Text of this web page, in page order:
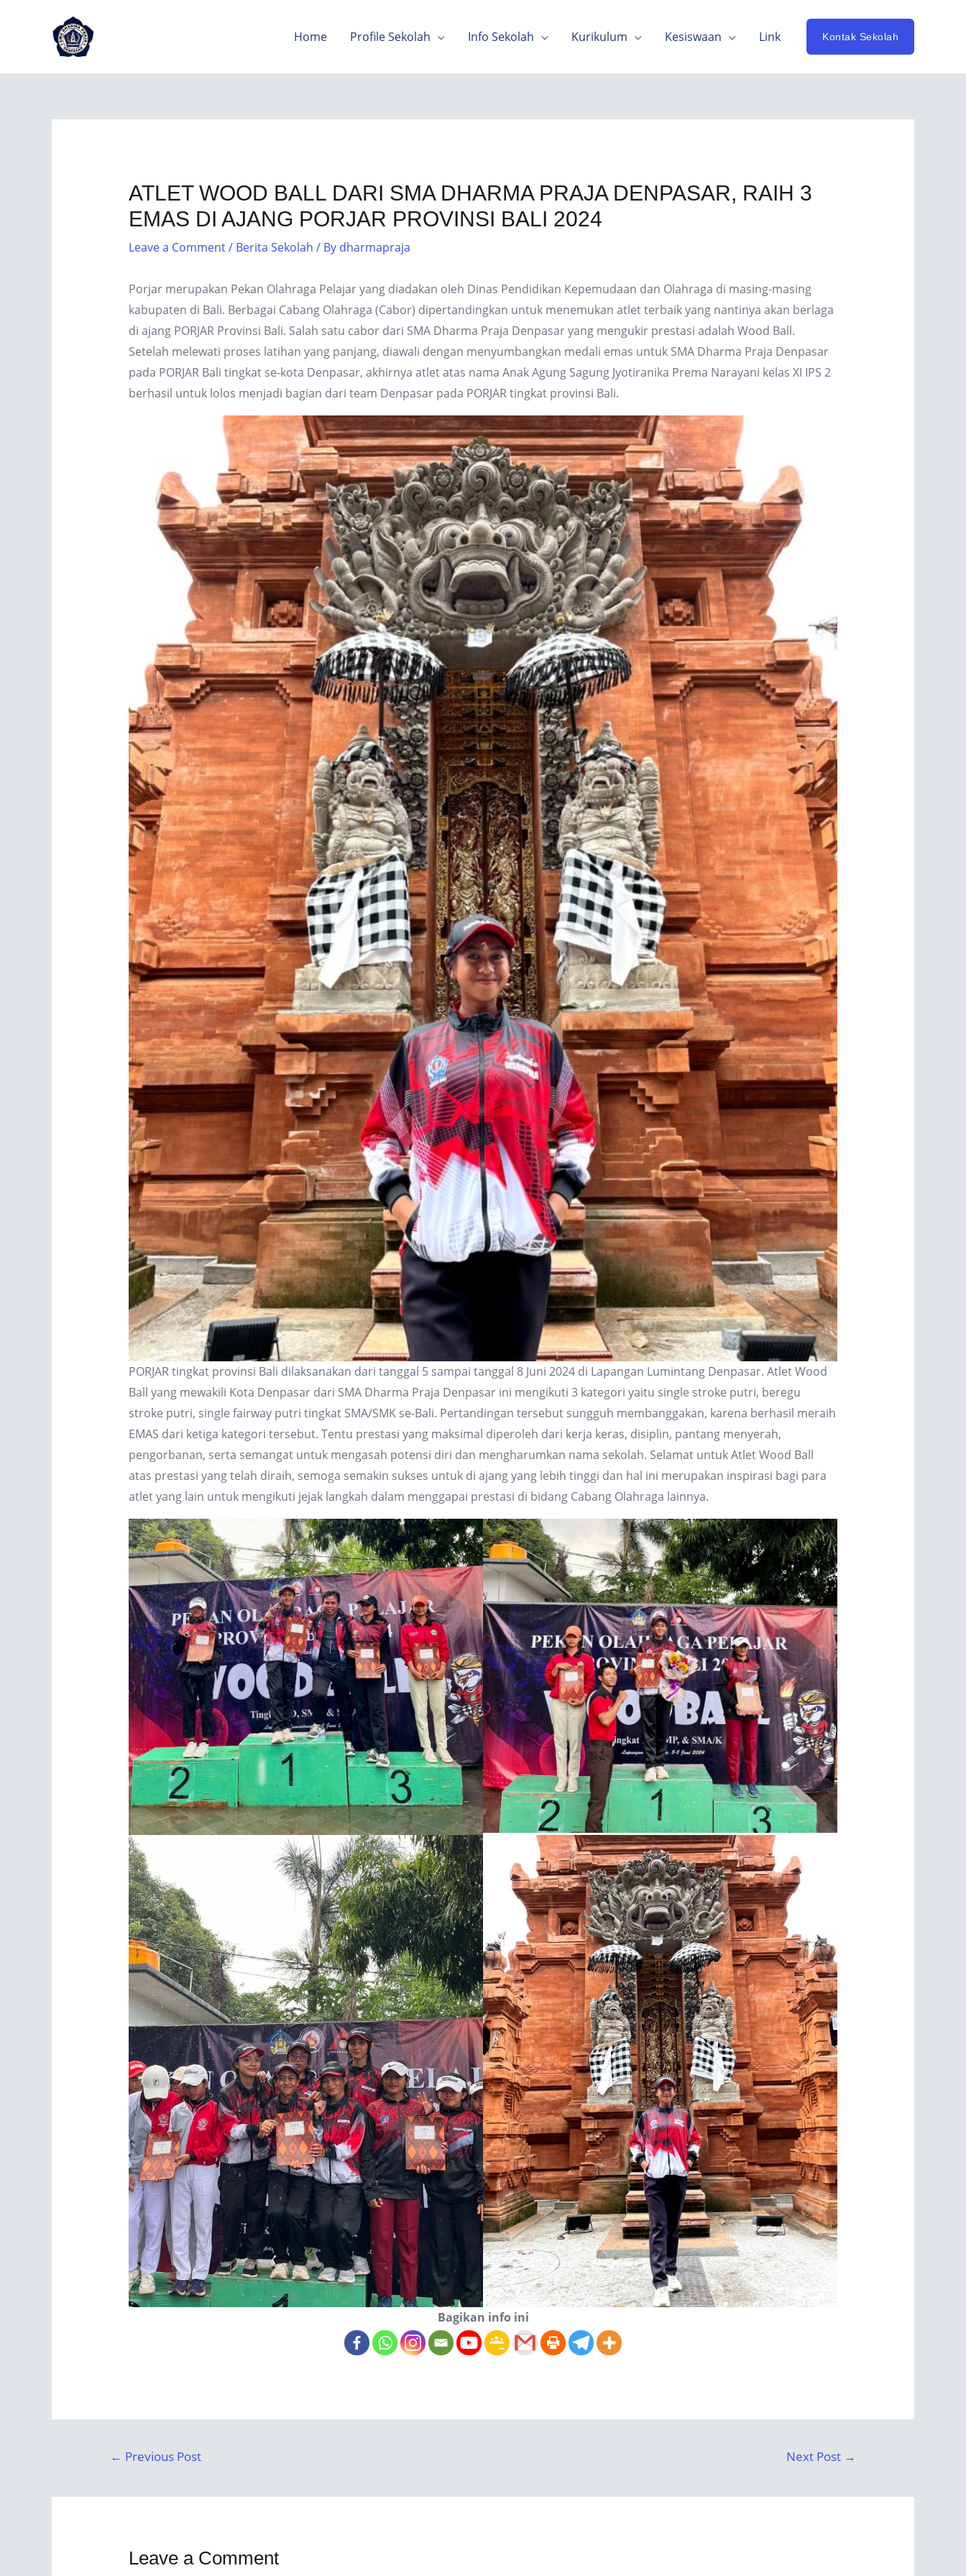
Home Profile Sekolah Info Sekolah Kurikulum Kesiswaan Link Kontak Sekolah
ATLET WOOD BALL DARI SMA DHARMA PRAJA DENPASAR, RAIH 3
EMAS DI AJANG PORJAR PROVINSI BALI 2024
Leave a Comment/ Berita Sekolah / By dharmapraja
Porjar merupakan Pekan Olahraga Pelajar yang diadakan oleh Dinas Pendidikan Kepemudaan dan Olahraga di masing-masing
kabupaten di Bali. Berbagai Cabang Olahraga (Cabor) dipertandingkan untuk menemukan atlet terbaik yang nantinya akan berlaga
di ajang PORJAR Provinsi Bali. Salah satu cabor dari SMA Dharma Praja Denpasar yang mengukir prestasi adalah Wood Ball.
Setelah melewati proses latihan yang panjang, diawali dengan menyumbangkan medali emas untuk SMA Dharma Praja Denpasar
pada PORJAR Bali tingkat se-kota Denpasar, akhirnya atlet atas nama Anak Agung Sagung Jyotiranika Prema Narayani kelas XI IPS 2
berhasil untuk lolos menjadi bagian dari team Denpasar pada PORJAR tingkat provinsi Bali.
PORJAR tingkat provinsi Bali dilaksanakan dari tanggal 5 sampai tanggal 8 Juni 2024 di Lapangan Lumintang Denpasar. Atlet Wood
Ball yang mewakili Kota Denpasar dari SMA Dharma Praja Denpasar ini mengikuti 3 kategori yaitu single stroke putri, beregu
stroke putri, single fairway putri tingkat SMA/SMK se-Bali. Pertandingan tersebut sungguh membanggakan, karena berhasil meraih
EMAS dari ketiga kategori tersebut. Tentu prestasi yang maksimal diperoleh dari kerja keras, disiplin, pantang menyerah,
pengorbanan, serta semangat untuk mengasah potensi diri dan mengharumkan nama sekolah. Selamat untuk Atlet Wood Ball
atas prestasi yang telah diraih, semoga semakin sukses untuk di ajang yang lebih tinggi dan hal ini merupakan inspirasi bagi para
atlet yang lain untuk mengikuti jejak langkah dalam menggapai prestasi di bidang Cabang Olahraga lainnya.
Bagikan info ini
← Previous Post Next Post →
Leave a Comment